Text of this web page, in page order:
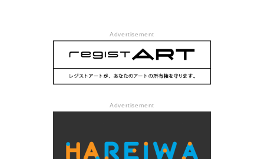
Advertisement
Advertisement